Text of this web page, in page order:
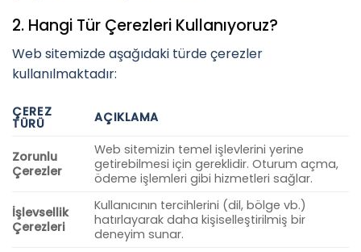
2. Hangi Tür Çerezleri Kullanıyoruz?
Web sitemizde aşağıdaki türde çerezler
kullanılmaktadır:
ÇEREZ
TÜRÜ AÇIKLAMA
Zorunlu
Çerezler
Web sitemizin temel işlevlerini yerine
getirebilmesi için gereklidir. Oturum açma,
ödeme işlemleri gibi hizmetleri sağlar.
İşlevsellik
Çerezleri
Kullanıcının tercihlerini (dil, bölge vb.)
hatırlayarak daha kişiselleştirilmiş bir
deneyim sunar.